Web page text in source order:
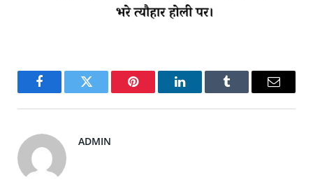
FacebookTwitter Pinterest LinkedInTumblr Email
ADMIN